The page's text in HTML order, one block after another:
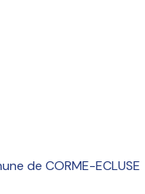
de CORME-ECLUSE